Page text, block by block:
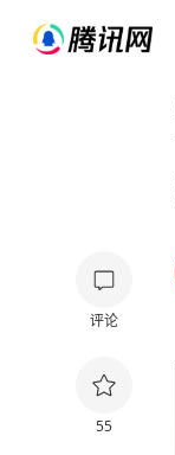
评论
55